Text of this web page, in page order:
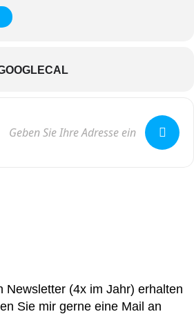
Newsletter (4x im Jahr) erhalten
Sie mir gerne eine Mail an